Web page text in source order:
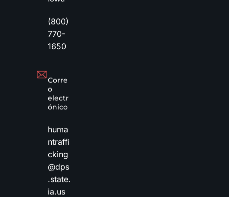
(800)
770-
1650
Corre
o
electr
ónico
huma
ntraffi
cking
@dps
.state.
ia.us